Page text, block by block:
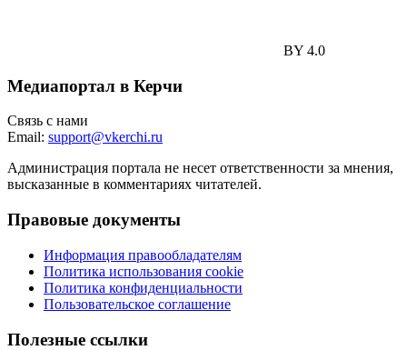
BY 4.0
Медиапортал в Керчи
Связь с нами
Email: support@vkerchi.ru
Администрация портала не несет ответственности за мнения,
высказанные в комментариях читателей.
Правовые документы
Информация правообладателям
Политика использования cookie
Политика конфиденциальности
Пользовательское соглашение
Полезные ссылки